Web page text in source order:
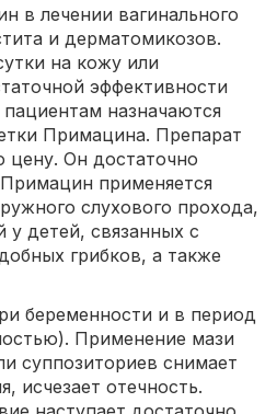
в лечении вагинального
и дерматомикозов.
на кожу или
эффективности
назначаются
Примацина. Препарат
цену. Он достаточно
применяется
слухового прохода,
у детей, связанных с
грибков, а также
беременности и в период
Применение мази
суппозиториев снимает
исчезает отечность.